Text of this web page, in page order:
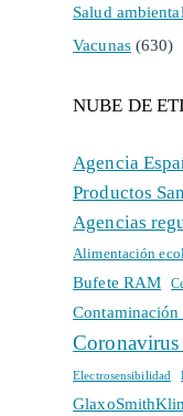
Salud ambiental
Vacunas(630)
NUBE DE
Agencia
Productos
Agencias
Alimentación
Bufete RAM
Contaminación
Electrosensibilidad